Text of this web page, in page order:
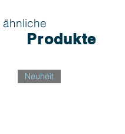
ähnliche
Produkte
Neuheit